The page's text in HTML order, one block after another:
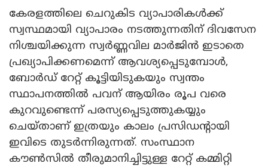
കേരളത്തിലെ ചെറുകിട വ്യാപാരികൾക്ക്
സ്വസ്ഥമായി വ്യാപാരം നടത്തുന്നതിന് ദിവസേന
നിശ്ചയിക്കുന്ന സ്വർണ്ണവില മാർജിൻ ഇടാതെ
പ്രഖ്യാപിക്കണമെന്ന് ആവശ്യപ്പെടുമ്പോൾ,
ബോർഡ് റേറ്റ് കൂട്ടിയിടുകയും സ്വന്തം
സ്ഥാപനത്തിൽ പവന് ആയിരം രൂപ വരെ
കുറവുണ്ടെന്ന് പരസ്യപ്പെടുത്തുകയ്യും
ചെയ്താണ് ഇത്രയും കാലം പ്രസിഡന്റായി
ഇവിടെ തുടർന്നിരുന്നത്. സംസ്ഥാന
കൗൺസിൽ തീരുമാനിച്ചിട്ടുള്ള റേറ്റ് കമ്മിറ്റി